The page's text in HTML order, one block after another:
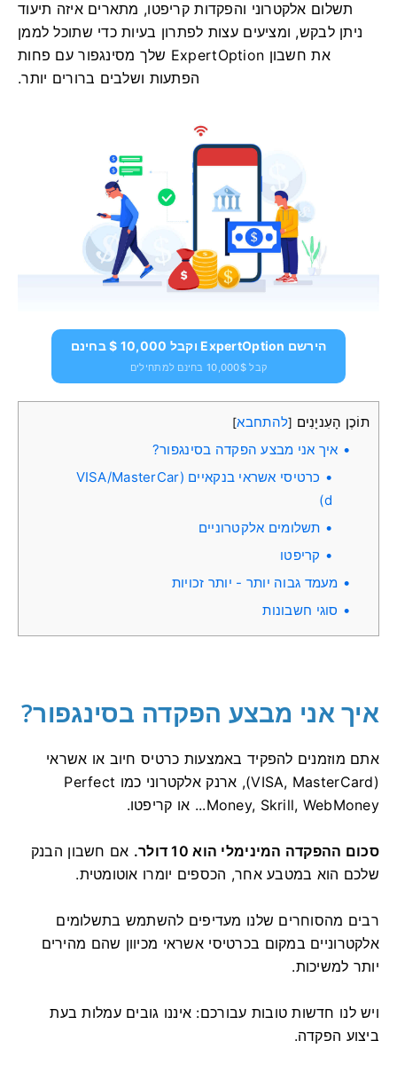
תשלום אלקטרוני והפקדות קריפטו, מתארים איזה תיעוד
ניתן לבקש, ומציעים עצות לפתרון בעיות כדי שתוכל לממן
את חשבון ExpertOption שלך מסינגפור עם פחות
הפתעות ושלבים ברורים יותר.
הירשם ExpertOption וקבל 10,000 $ בחינם
קבל 10,000$ בחינם למתחילים
תוֹכֶן הָעִניָנִים [להתחבא]
איך אני מבצע הפקדה בסינגפור?
כרטיסי אשראי בנקאיים (VISA/MasterCar
d)
תשלומים אלקטרוניים
קריפטו
מעמד גבוה יותר - יותר זכויות
סוגי חשבונות
איך אני מבצע הפקדה בסינגפור?
אתם מוזמנים להפקיד באמצעות כרטיס חיוב או אשראי
(VISA, MasterCard), ארנק אלקטרוני כמו Perfect
Money, Skrill, WebMoney... או קריפטו.
סכום ההפקדה המינימלי הוא 10 דולר.
אם חשבון הבנק
שלכם הוא במטבע אחר, הכספים יומרו אוטומטית.
רבים מהסוחרים שלנו מעדיפים להשתמש בתשלומים
אלקטרוניים במקום בכרטיסי אשראי מכיוון שהם מהירים
יותר למשיכות.
ויש לנו חדשות טובות עבורכם: איננו גובים עמלות בעת
ביצוע הפקדה.